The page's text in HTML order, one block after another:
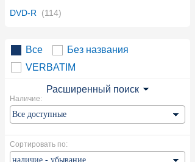
DVD-R (114)
Все
Без названия
VERBATIM
Расширенный поиск
Наличие:
Сортировать по: